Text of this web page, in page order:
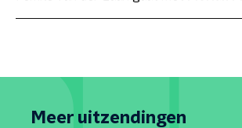
Meer uitzendingen